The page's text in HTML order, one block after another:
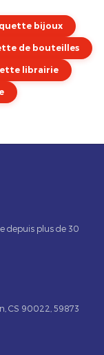
bijoux
de bouteilles
librairie
depuis plus de 30
CS 90022, 59873